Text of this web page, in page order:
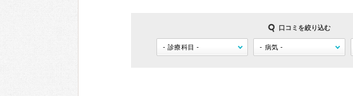
口コミを絞り込む